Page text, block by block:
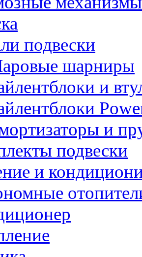
подвески
шарниры
и
и
подвески
и